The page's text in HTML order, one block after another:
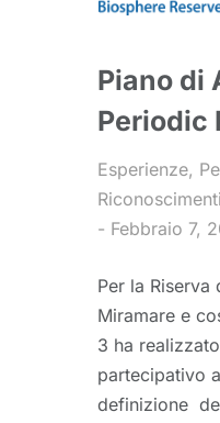
Piano di
Periodic
Esperienze,
Febbraio 7,
Per la Riserva
Miramare e
3 ha
partecipativo
definizione